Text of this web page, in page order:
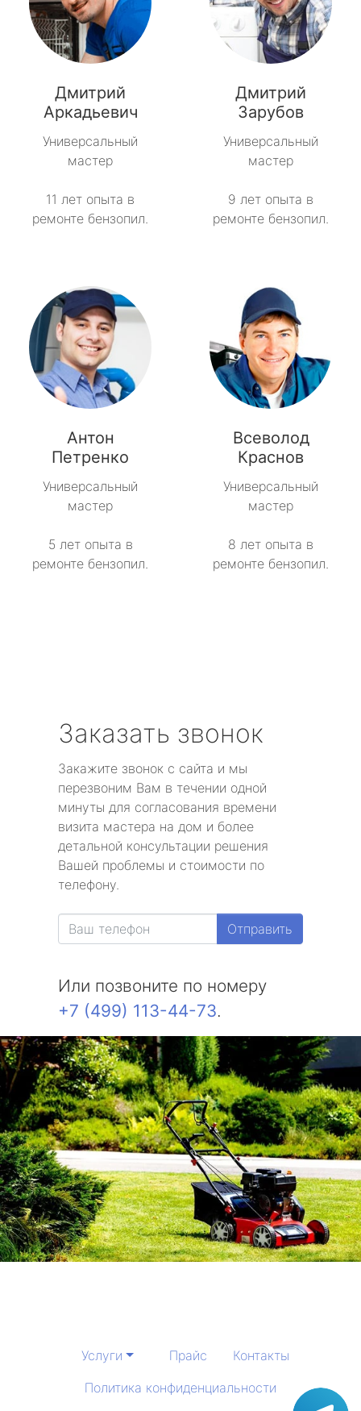
Дмитрий
Аркадьевич
Универсальный
мастер
11 лет опыта в
ремонте бензопил.
Дмитрий
Зарубов
Универсальный
мастер
9 лет опыта в
ремонте бензопил.
Антон
Петренко
Универсальный
мастер
5 лет опыта в
ремонте бензопил.
Всеволод
Краснов
Универсальный
мастер
8 лет опыта в
ремонте бензопил.
Заказать звонок
Закажите звонок с сайта и мы
перезвоним Вам в течении одной
минуты для согласования времени
визита мастера на дом и более
детальной консультации решения
Вашей проблемы и стоимости по
телефону.
Отправить
Или позвоните по номеру
+7 (499) 113-44-73.
Услуги Прайс
Контакты
Политика конфиденциальности